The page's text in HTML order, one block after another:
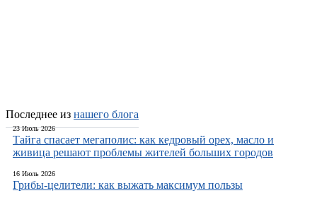
Последнее из нашего блога
23 Июль 2026
Тайга спасает мегаполис: как кедровый орех, масло и
живица решают проблемы жителей больших городов
16 Июль 2026
Грибы-целители: как выжать максимум пользы